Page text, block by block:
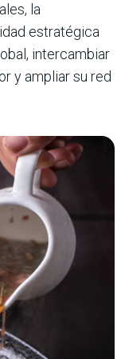
la
estratégica
intercambiar
y ampliar su red